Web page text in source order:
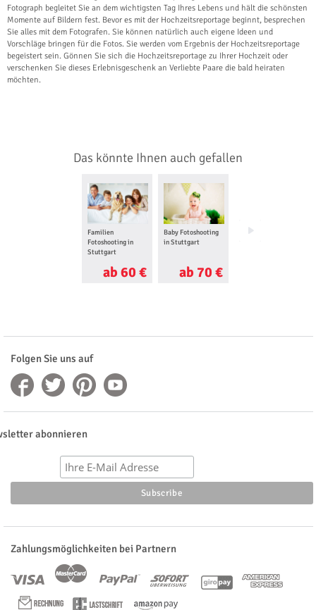
Fotograph begleitet Sie an dem wichtigsten Tag Ihres Lebens und hält die schönsten
Momente auf Bildern fest. Bevor es mit der Hochzeitsreportage beginnt, besprechen
Sie alles mit dem Fotografen. Sie können natürlich auch eigene Ideen und
Vorschläge bringen für die Fotos. Sie werden vom Ergebnis der Hochzeitsreportage
begeistert sein. Gönnen Sie sich die Hochzeitsreportage zu Ihrer Hochzeit oder
verschenken Sie dieses Erlebnisgeschenk an Verliebte Paare die bald heiraten
möchten.
Das könnte Ihnen auch gefallen
Familien
Fotoshooting in
Stuttgart
ab 60 €
Baby Fotoshooting
in Stuttgart
ab 70 €
Erotisches
Folgen Sie uns auf
abonnieren
Zahlungsmöglichkeiten bei Partnern